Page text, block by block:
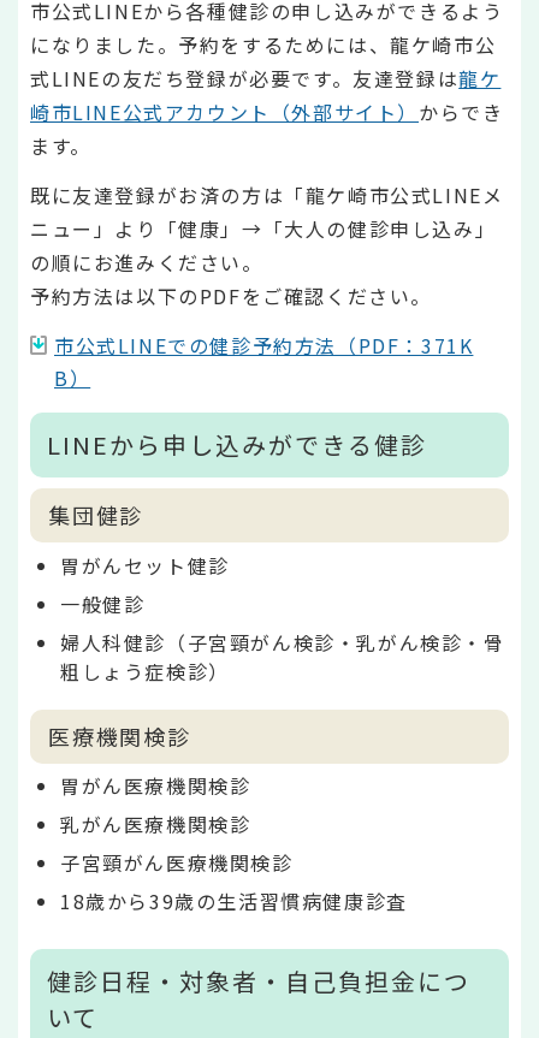
市公式LINEから各種健診の申し込みができるよう
になりました。予約をするためには、龍ケ崎市公
式LINEの友だち登録が必要です。友達登録は龍ケ
崎市LINE公式アカウント（外部サイト） からでき
ます。
既に友達登録がお済の方は「龍ケ崎市公式LINEメ
ニュー」より「健康」→「大人の健診申し込み」
の順にお進みください。
予約方法は以下のPDFをご確認ください。
市公式LINEでの健診予約方法（PDF：371K
B）
LINEから申し込みができる健診
集団健診
胃がんセット健診
一般健診
婦人科健診（子宮頸がん検診・乳がん検診・骨
粗しょう症検診）
医療機関検診
胃がん医療機関検診
乳がん医療機関検診
子宮頸がん医療機関検診
18歳から39歳の生活習慣病健康診査
健診日程・対象者・自己負担金につ
いて